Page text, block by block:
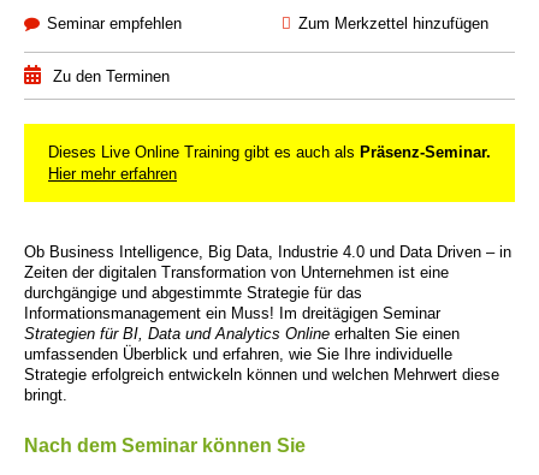
Seminar empfehlen Zum Merkzettel hinzufügen
Zu den Terminen
Dieses Live Online Training gibt es auch als Präsenz-Seminar.
Hier mehr erfahren
Ob Business Intelligence, Big Data, Industrie 4.0 und Data Driven – in
Zeiten der digitalen Transformation von Unternehmen ist eine
durchgängige und abgestimmte Strategie für das
Informationsmanagement ein Muss! Im dreitägigen Seminar
Strategien für BI, Data und Analytics Online erhalten Sie einen
umfassenden Überblick und erfahren, wie Sie Ihre individuelle
Strategie erfolgreich entwickeln können und welchen Mehrwert diese
bringt.
Nach dem Seminar können Sie